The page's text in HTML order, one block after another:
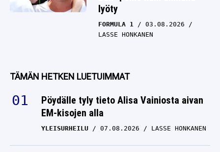
lyöty
FORMULA 1
03.08.2026
LASSE HONKANEN
TÄMÄN HETKEN LUETUIMMAT
Pöydälle tyly tieto Alisa Vainiosta aivan
EM-kisojen alla
YLEISURHEILU 07.08.2026 LASSE HONKANEN